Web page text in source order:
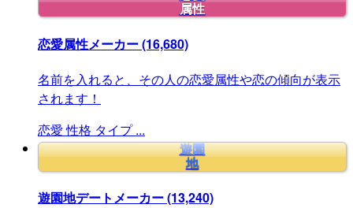
属性
恋愛属性メーカー(16,680)
名前を入れると、その人の恋愛属性や恋の傾向が表示
されます！
恋愛 性格 タイプ ...
遊園
地
遊園地デートメーカー(13,240)